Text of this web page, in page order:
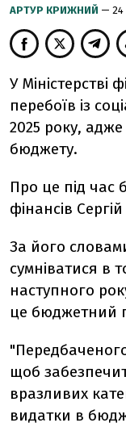
АРТУР КРИЖНИЙ — 24
У Міністерстві
перебоїв із
2025 року, адже
бюджету.
Про це під час
фінансів
За його
сумніватися в
наступного
це бюджетний
щоб
вразливих
видатки в